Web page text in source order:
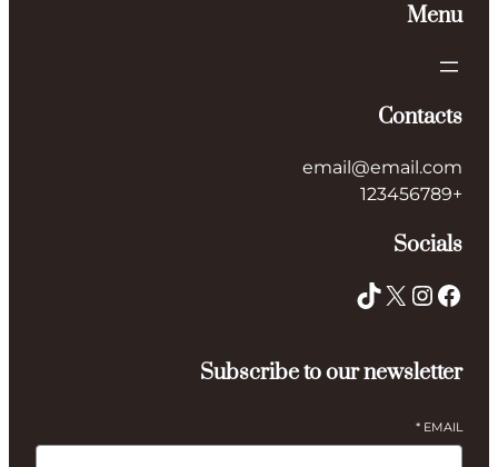
Instagram
X
TikTok
Subscribe to our
*